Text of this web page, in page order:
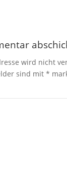
wird nicht
sind mit *